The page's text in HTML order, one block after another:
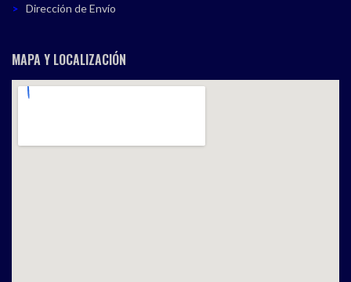
Dirección de Envío
MAPA Y LOCALIZACIÓN